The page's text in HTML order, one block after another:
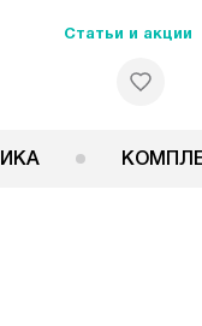
Статьи и акции